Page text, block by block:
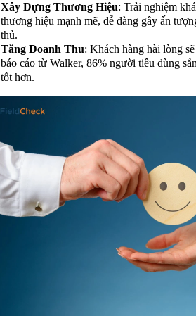
Xây Dựng Thương Hiệu: Trải nghiệm
thương hiệu mạnh mẽ, dễ dàng gây ấn
thủ.
Tăng Doanh Thu: Khách hàng hài lòng
báo cáo từ Walker, 86% người tiêu dùng
tốt hơn.